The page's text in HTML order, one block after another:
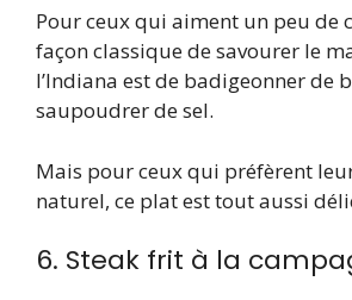
Pour ceux qui aiment un peu de
façon classique de savourer le
l’Indiana est de badigeonner de
saupoudrer de sel.
Mais pour ceux qui préfèrent
naturel, ce plat est tout aussi
6. Steak frit à la